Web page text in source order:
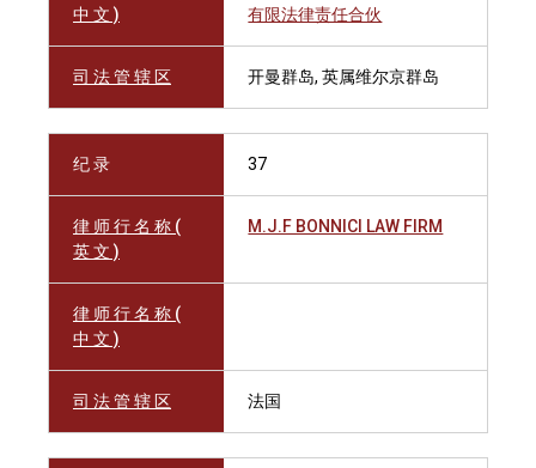
中 文 )
有限法律责任合伙
司 法 管 辖 区 开曼群岛, 英属维尔京群岛
纪 录 37
律 师 行 名 称 (
英 文 )
M.J.F BONNICI LAW FIRM
律 师 行 名 称 (
中 文 )
司 法 管 辖 区 法国